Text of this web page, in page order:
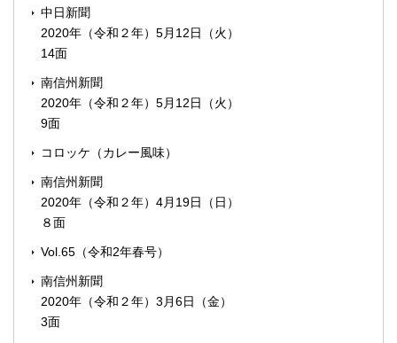
中日新聞
2020年（令和２年）5月12日（火）
14面
南信州新聞
2020年（令和２年）5月12日（火）
9面
コロッケ（カレー風味）
南信州新聞
2020年（令和２年）4月19日（日）
８面
Vol.65（令和2年春号）
南信州新聞
2020年（令和２年）3月6日（金）
3面